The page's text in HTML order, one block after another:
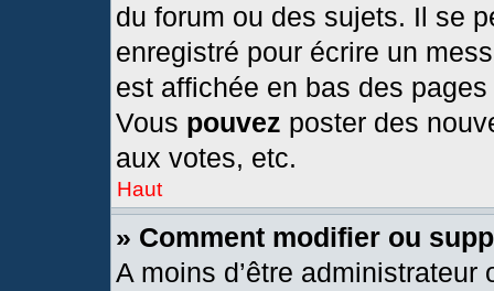
du forum ou des sujets. Il se
enregistré pour écrire un
est affichée en bas des
Vous pouvez poster des
aux votes, etc.
Haut
» Comment modifier ou
A moins d’être